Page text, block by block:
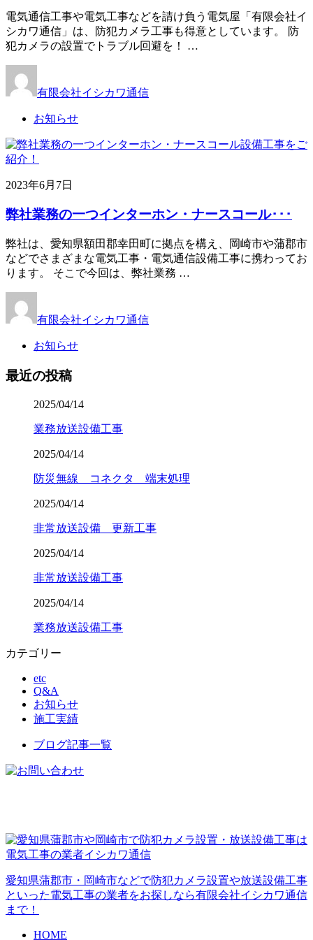
電気通信工事や電気工事などを請け負う電気屋「有限会社イ
シカワ通信」は、防犯カメラ工事も得意としています。 防
犯カメラの設置でトラブル回避を！ …
有限会社イシカワ通信
お知らせ
2023年6月7日
弊社業務の一つインターホン・ナースコール･･･
弊社は、愛知県額田郡幸田町に拠点を構え、岡崎市や蒲郡市
などでさまざまな電気工事・電気通信設備工事に携わってお
ります。 そこで今回は、弊社業務 …
有限会社イシカワ通信
お知らせ
最近の投稿
2025/04/14
業務放送設備工事
2025/04/14
防災無線 コネクタ 端末処理
2025/04/14
非常放送設備 更新工事
2025/04/14
非常放送設備工事
2025/04/14
業務放送設備工事
カテゴリー
etc
Q&A
お知らせ
施工実績
ブログ記事一覧
愛知県蒲郡市・岡崎市などで防犯カメラ設置や放送設備工事
といった電気工事の業者をお探しなら有限会社イシカワ通信
まで！
HOME